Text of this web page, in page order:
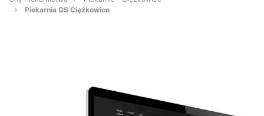
Piekarnia GS Ciężkowice